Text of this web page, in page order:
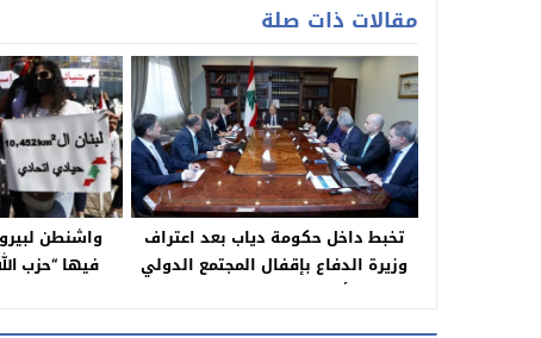
مقالات ذات صلة
تخبط داخل حكومة دياب بعد اعتراف
وزيرة الدفاع بإقفال المجتمع الدولي
أبوابه في وجه لبنان
واشنطن
فيها “حزب